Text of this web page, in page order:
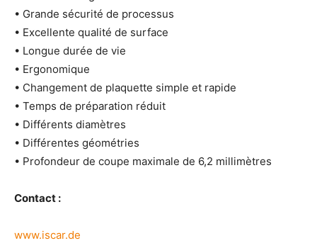
• Grande sécurité de processus
• Excellente qualité de surface
• Longue durée de vie
• Ergonomique
• Changement de plaquette simple et rapide
• Temps de préparation réduit
• Différents diamètres
• Différentes géométries
• Profondeur de coupe maximale de 6,2 millimètres
Contact :
www.iscar.de